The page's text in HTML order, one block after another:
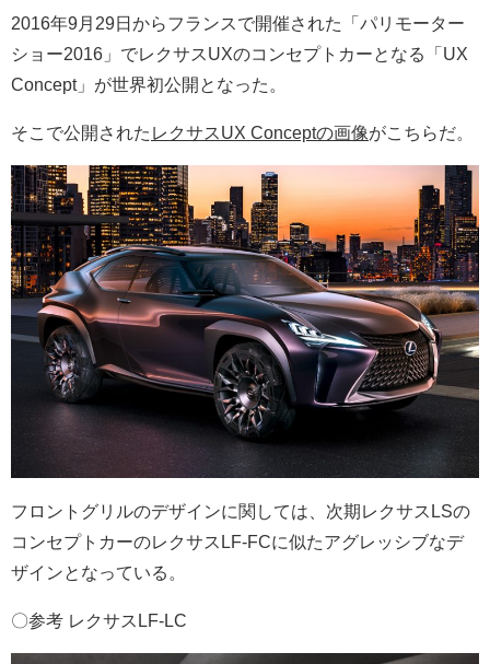
2016年9月29日からフランスで開催された「パリモーター
ショー2016」でレクサスUXのコンセプトカーとなる「UX
Concept」が世界初公開となった。
そこで公開された レクサスUX Conceptの画像がこちらだ。
フロントグリルのデザインに関しては、次期レクサスLSの
コンセプトカーのレクサスLF-FCに似たアグレッシブなデ
ザインとなっている。
〇参考 レクサスLF-LC